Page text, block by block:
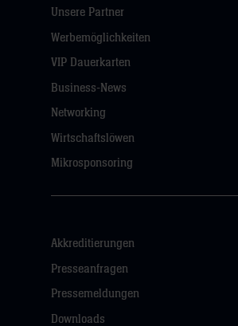
Unsere Partner
Werbemöglichkeiten
VIP Dauerkarten
Business-News
Networking
Wirtschaftslöwen
Mikrosponsoring
Akkreditierungen
Presseanfragen
Pressemeldungen
Downloads